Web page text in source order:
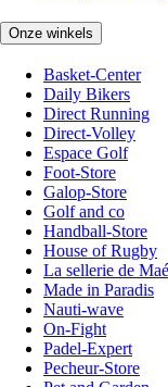
Onze winkels
Basket-Center
Daily Bikers
Direct Running
Direct-Volley
Espace Golf
Foot-Store
Galop-Store
Golf and co
Handball-Store
House of Rugby
La sellerie de Maé
Made in Paradis
Nauti-wave
On-Fight
Padel-Expert
Pecheur-Store